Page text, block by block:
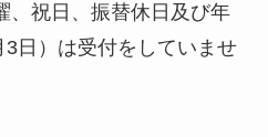
、祝日、振替休日及び年
日）は受付をしていませ